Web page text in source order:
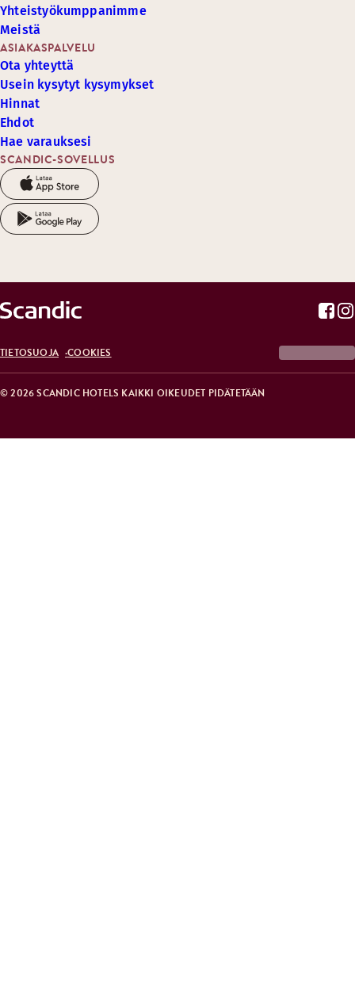
SCANDIC-SOVELLUS
ASIAKASPALVELU
Ota yhteyttä
Usein kysytyt kysymykset
Hinnat
Ehdot
Hae varauksesi
Yhteistyökumppanimme
Meistä
© 2026 SCANDIC HOTELS KAIKKI OIKEUDET PIDÄTETÄÄN
TIETOSUOJA COOKIES